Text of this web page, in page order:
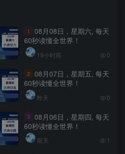
1
08月08日，星期六, 每天
60秒读懂全世界！
19小时前 0
2 08月07日，星期五, 每天
60秒读懂全世界！
昨天 0
3 08月06日，星期四, 每天
60秒读懂全世界！
前天 1